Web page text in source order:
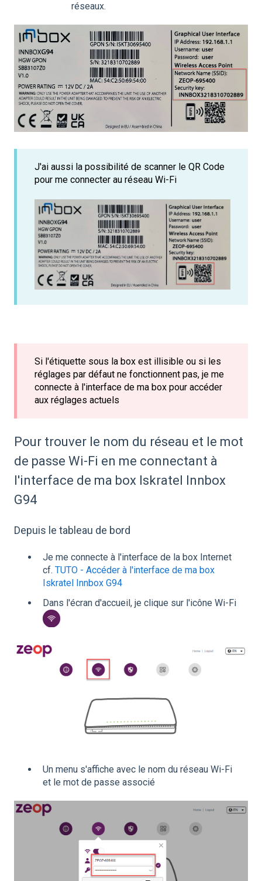
réseaux.
J'ai aussi la possibilité de scanner le QR Code
pour me connecter au réseau Wi-Fi
Si l'étiquette sous la box est illisible ou si les
réglages par défaut ne fonctionnent pas, je me
connecte à l'interface de ma box pour accéder
aux réglages actuels
Pour trouver le nom du réseau et le mot
de passe Wi-Fi en me connectant à
l'interface de ma box Iskratel Innbox
G94
Depuis le tableau de bord
Je me connecte à l'interface de la box Internet
cf. TUTO - Accéder à l'interface de ma box
Iskratel Innbox G94
Dans l'écran d'accueil, je clique sur l'icône Wi-Fi
Un menu s'affiche avec le nom du réseau Wi-Fi
et le mot de passe associé